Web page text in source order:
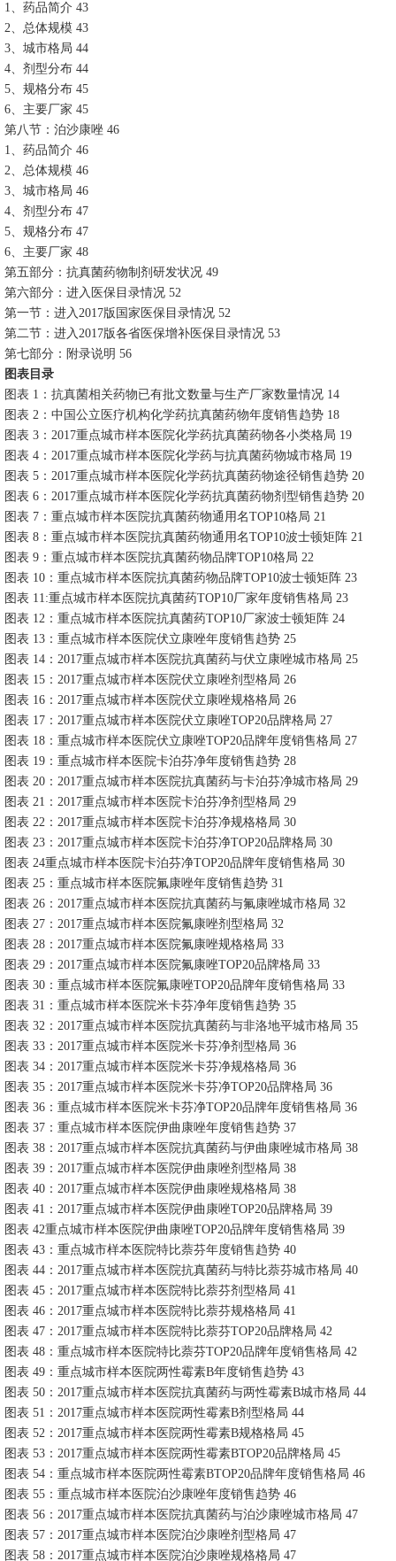
1、药品简介 43
2、总体规模 43
3、城市格局 44
4、剂型分布 44
5、规格分布 45
6、主要厂家 45
第八节：泊沙康唑 46
1、药品简介 46
2、总体规模 46
3、城市格局 46
4、剂型分布 47
5、规格分布 47
6、主要厂家 48
第五部分：抗真菌药物制剂研发状况 49
第六部分：进入医保目录情况 52
第一节：进入2017版国家医保目录情况 52
第二节：进入2017版各省医保增补医保目录情况 53
第七部分：附录说明 56
图表目录
图表 1：抗真菌相关药物已有批文数量与生产厂家数量情况 14
图表 2：中国公立医疗机构化学药抗真菌药物年度销售趋势 18
图表 3：2017重点城市样本医院化学药抗真菌药物各小类格局 19
图表 4：2017重点城市样本医院化学药与抗真菌药物城市格局 19
图表 5：2017重点城市样本医院化学药抗真菌药物途径销售趋势 20
图表 6：2017重点城市样本医院化学药抗真菌药物剂型销售趋势 20
图表 7：重点城市样本医院抗真菌药物通用名TOP10格局 21
图表 8：重点城市样本医院抗真菌药物通用名TOP10波士顿矩阵 21
图表 9：重点城市样本医院抗真菌药物品牌TOP10格局 22
图表 10：重点城市样本医院抗真菌药物品牌TOP10波士顿矩阵 23
图表 11:重点城市样本医院抗真菌药TOP10厂家年度销售格局 23
图表 12：重点城市样本医院抗真菌药TOP10厂家波士顿矩阵 24
图表 13：重点城市样本医院伏立康唑年度销售趋势 25
图表 14：2017重点城市样本医院抗真菌药与伏立康唑城市格局 25
图表 15：2017重点城市样本医院伏立康唑剂型格局 26
图表 16：2017重点城市样本医院伏立康唑规格格局 26
图表 17：2017重点城市样本医院伏立康唑TOP20品牌格局 27
图表 18：重点城市样本医院伏立康唑TOP20品牌年度销售格局 27
图表 19：重点城市样本医院卡泊芬净年度销售趋势 28
图表 20：2017重点城市样本医院抗真菌药与卡泊芬净城市格局 29
图表 21：2017重点城市样本医院卡泊芬净剂型格局 29
图表 22：2017重点城市样本医院卡泊芬净规格格局 30
图表 23：2017重点城市样本医院卡泊芬净TOP20品牌格局 30
图表 24重点城市样本医院卡泊芬净TOP20品牌年度销售格局 30
图表 25：重点城市样本医院氟康唑年度销售趋势 31
图表 26：2017重点城市样本医院抗真菌药与氟康唑城市格局 32
图表 27：2017重点城市样本医院氟康唑剂型格局 32
图表 28：2017重点城市样本医院氟康唑规格格局 33
图表 29：2017重点城市样本医院氟康唑TOP20品牌格局 33
图表 30：重点城市样本医院氟康唑TOP20品牌年度销售格局 33
图表 31：重点城市样本医院米卡芬净年度销售趋势 35
图表 32：2017重点城市样本医院抗真菌药与非洛地平城市格局 35
图表 33：2017重点城市样本医院米卡芬净剂型格局 36
图表 34：2017重点城市样本医院米卡芬净规格格局 36
图表 35：2017重点城市样本医院米卡芬净TOP20品牌格局 36
图表 36：重点城市样本医院米卡芬净TOP20品牌年度销售格局 36
图表 37：重点城市样本医院伊曲康唑年度销售趋势 37
图表 38：2017重点城市样本医院抗真菌药与伊曲康唑城市格局 38
图表 39：2017重点城市样本医院伊曲康唑剂型格局 38
图表 40：2017重点城市样本医院伊曲康唑规格格局 38
图表 41：2017重点城市样本医院伊曲康唑TOP20品牌格局 39
图表 42重点城市样本医院伊曲康唑TOP20品牌年度销售格局 39
图表 43：重点城市样本医院特比萘芬年度销售趋势 40
图表 44：2017重点城市样本医院抗真菌药与特比萘芬城市格局 40
图表 45：2017重点城市样本医院特比萘芬剂型格局 41
图表 46：2017重点城市样本医院特比萘芬规格格局 41
图表 47：2017重点城市样本医院特比萘芬TOP20品牌格局 42
图表 48：重点城市样本医院特比萘芬TOP20品牌年度销售格局 42
图表 49：重点城市样本医院两性霉素B年度销售趋势 43
图表 50：2017重点城市样本医院抗真菌药与两性霉素B城市格局 44
图表 51：2017重点城市样本医院两性霉素B剂型格局 44
图表 52：2017重点城市样本医院两性霉素B规格格局 45
图表 53：2017重点城市样本医院两性霉素BTOP20品牌格局 45
图表 54：重点城市样本医院两性霉素BTOP20品牌年度销售格局 46
图表 55：重点城市样本医院泊沙康唑年度销售趋势 46
图表 56：2017重点城市样本医院抗真菌药与泊沙康唑城市格局 47
图表 57：2017重点城市样本医院泊沙康唑剂型格局 47
图表 58：2017重点城市样本医院泊沙康唑规格格局 47